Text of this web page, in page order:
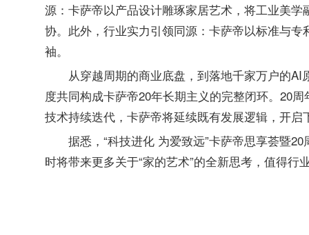
源：卡萨帝以产品设计雕琢家居艺术，将工业美
协。此外，行业实力引领同源：卡萨帝以标准与
袖。
从穿越周期的商业底盘，到落地千家万户的
度共同构成卡萨帝20年长期主义的完整闭环。20
技术持续迭代，卡萨帝将延续既有发展逻辑，开
据悉，“科技进化 为爱致远”卡萨帝思享荟暨
时将带来更多关于“家的艺术”的全新思考，值得行